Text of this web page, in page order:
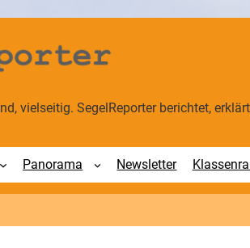
vielseitig. SegelReporter berichtet,
Panorama Newsletter